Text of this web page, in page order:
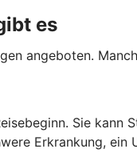
es
angeboten.
Sie kann
Erkrankung,